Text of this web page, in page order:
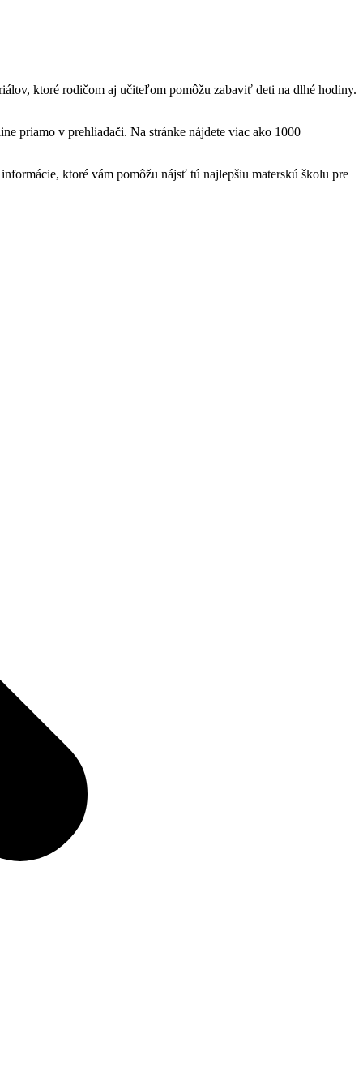
ktoré rodičom aj učiteľom pomôžu zabaviť deti na dlhé hodiny.
priamo v prehliadači. Na stránke nájdete viac ako 1000
ktoré vám pomôžu nájsť tú najlepšiu materskú školu pre